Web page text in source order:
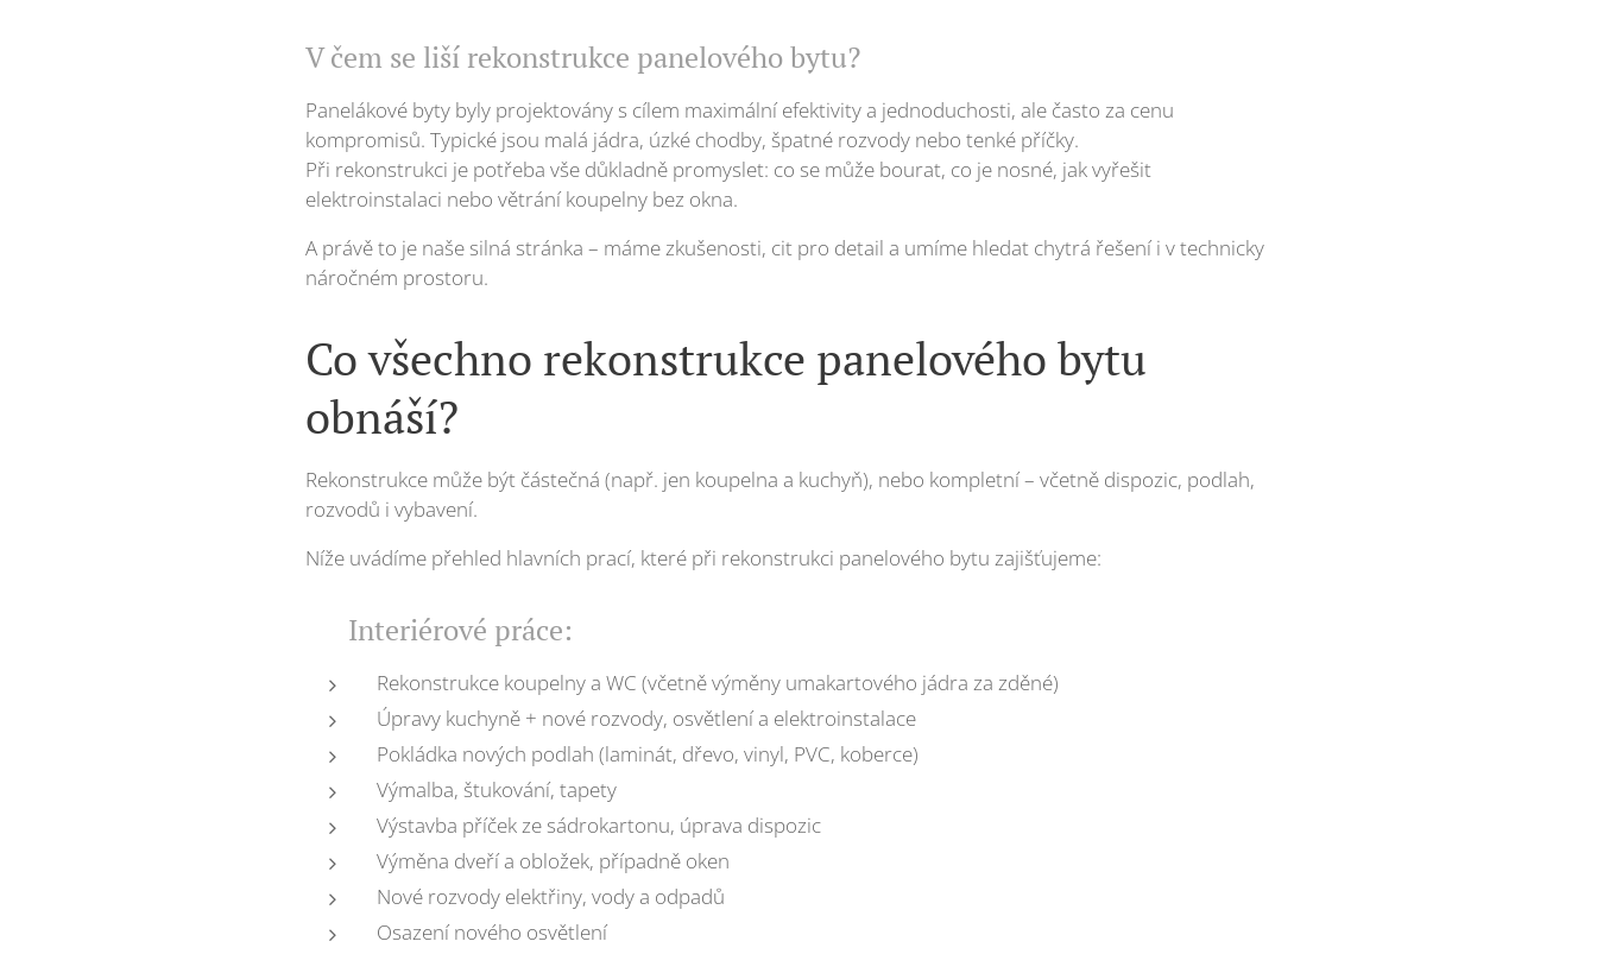
V čem se liší rekonstrukce panelového bytu?
Panelákové byty byly projektovány s cílem maximální efektivity a jednoduchosti, ale často za cenu
kompromisů. Typické jsou malá jádra, úzké chodby, špatné rozvody nebo tenké příčky.
Při rekonstrukci je potřeba vše důkladně promyslet: co se může bourat, co je nosné, jak vyřešit
elektroinstalaci nebo větrání koupelny bez okna.
A právě to je naše silná stránka – máme zkušenosti, cit pro detail a umíme hledat chytrá řešení i v technicky
náročném prostoru.
Co všechno rekonstrukce panelového bytu
obnáší?
Rekonstrukce může být částečná (např. jen koupelna a kuchyň), nebo kompletní – včetně dispozic, podlah,
rozvodů i vybavení.
Níže uvádíme přehled hlavních prací, které při rekonstrukci panelového bytu zajišťujeme:
✅ Interiérové práce:
Rekonstrukce koupelny a WC (včetně výměny umakartového jádra za zděné)
Úpravy kuchyně + nové rozvody, osvětlení a elektroinstalace
Pokládka nových podlah (laminát, dřevo, vinyl, PVC, koberce)
Výmalba, štukování, tapety
Výstavba příček ze sádrokartonu, úprava dispozic
Výměna dveří a obložek, případně oken
Nové rozvody elektřiny, vody a odpadů
Osazení nového osvětlení